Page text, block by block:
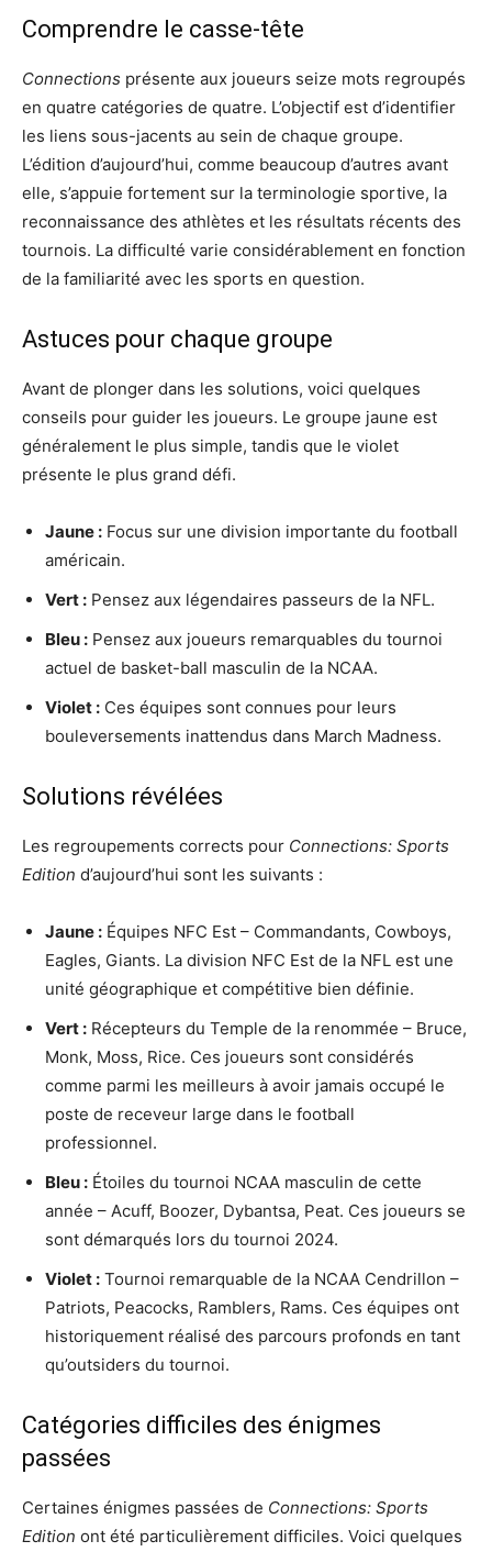
Comprendre le casse-tête
Connections présente aux joueurs seize mots regroupés
en quatre catégories de quatre. L’objectif est d’identifier
les liens sous-jacents au sein de chaque groupe.
L’édition d’aujourd’hui, comme beaucoup d’autres avant
elle, s’appuie fortement sur la terminologie sportive, la
reconnaissance des athlètes et les résultats récents des
tournois. La difficulté varie considérablement en fonction
de la familiarité avec les sports en question.
Astuces pour chaque groupe
Avant de plonger dans les solutions, voici quelques
conseils pour guider les joueurs. Le groupe jaune est
généralement le plus simple, tandis que le violet
présente le plus grand défi.
Jaune : Focus sur une division importante du football
américain.
Vert : Pensez aux légendaires passeurs de la NFL.
Bleu : Pensez aux joueurs remarquables du tournoi
actuel de basket-ball masculin de la NCAA.
Violet : Ces équipes sont connues pour leurs
bouleversements inattendus dans March Madness.
Solutions révélées
Les regroupements corrects pour Connections: Sports
Edition d’aujourd’hui sont les suivants :
Jaune : Équipes NFC Est – Commandants, Cowboys,
Eagles, Giants. La division NFC Est de la NFL est une
unité géographique et compétitive bien définie.
Vert : Récepteurs du Temple de la renommée – Bruce,
Monk, Moss, Rice. Ces joueurs sont considérés
comme parmi les meilleurs à avoir jamais occupé le
poste de receveur large dans le football
professionnel.
Bleu : Étoiles du tournoi NCAA masculin de cette
année – Acuff, Boozer, Dybantsa, Peat. Ces joueurs se
sont démarqués lors du tournoi 2024.
Violet : Tournoi remarquable de la NCAA Cendrillon –
Patriots, Peacocks, Ramblers, Rams. Ces équipes ont
historiquement réalisé des parcours profonds en tant
qu’outsiders du tournoi.
Catégories difficiles des énigmes
passées
Certaines énigmes passées de Connections: Sports
Edition ont été particulièrement difficiles. Voici quelques